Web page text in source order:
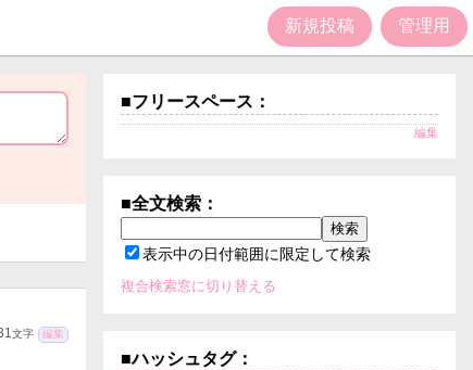
新規投稿 管理用
文字 編集
■フリースペース：
編集
■全文検索：
表示中の日付範囲に限定して検索
複合検索窓に切り替える
■ハッシュタグ：